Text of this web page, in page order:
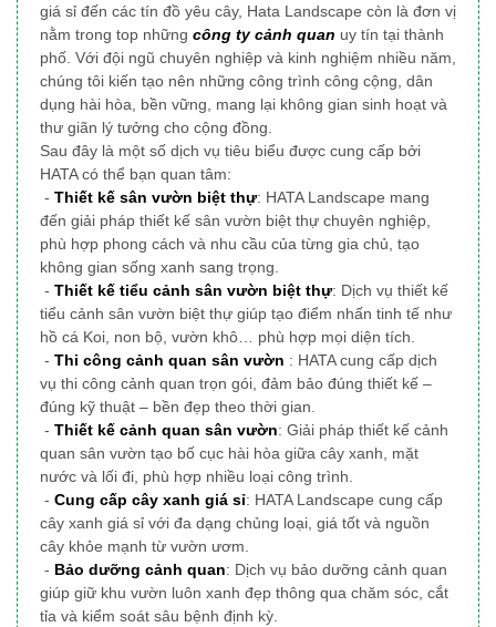
giá sỉ đến các tín đồ yêu cây, Hata Landscape còn là đơn vị
nằm trong top những công ty cảnh quan uy tín tại thành
phố . Với đội ngũ chuyên nghiệp và kinh nghiệm nhiều năm,
chúng tôi kiến tạo nên những công trình công cộng, dân
dụng hài hòa, bền vững, mang lại không gian sinh hoạt và
thư giãn lý tưởng cho cộng đồng.
Sau đây là một số dịch vụ tiêu biểu được cung cấp bởi
HATAcó thể bạn quan tâm:
- Thiết kế sân vườn biệt thự: HATA Landscape mang
đến giải pháp thiết kế sân vườn biệt thự chuyên nghiệp,
phù hợp phong cách và nhu cầu của từng gia chủ, tạo
không gian sống xanh sang trọng.
- Thiết kế tiểu cảnh sân vườn biệt thự: Dịch vụ thiết kế
tiểu cảnh sân vườn biệt thự giúp tạo điểm nhấn tinh tế như
hồ cá Koi, non bộ, vườn khô… phù hợp mọi diện tích.
- Thi công cảnh quan sân vườn : HATA cung cấp dịch
vụ thi công cảnh quan trọn gói, đảm bảo đúng thiết kế –
đúng kỹ thuật – bền đẹp theo thời gian.
- Thiết kế cảnh quan sân vườn: Giải pháp thiết kế cảnh
quan sân vườn tạo bố cục hài hòa giữa cây xanh, mặt
nước và lối đi, phù hợp nhiều loại công trình.
- Cung cấp cây xanh giá sỉ: HATA Landscape cung cấp
cây xanh giá sỉ với đa dạng chủng loại, giá tốt và nguồn
cây khỏe mạnh từ vườn ươm.
- Bảo dưỡng cảnh quan: Dịch vụ bảo dưỡng cảnh quan
giúp giữ khu vườn luôn xanh đẹp thông qua chăm sóc, cắt
tỉa và kiểm soát sâu bệnh định kỳ.